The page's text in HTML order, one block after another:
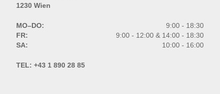
1230 Wien
MO–DO:
9:00 - 18:30
FR:
9:00 - 12:00 & 14:00 - 18:30
SA:
10:00 - 16:00
TEL: +43 1 890 28 85